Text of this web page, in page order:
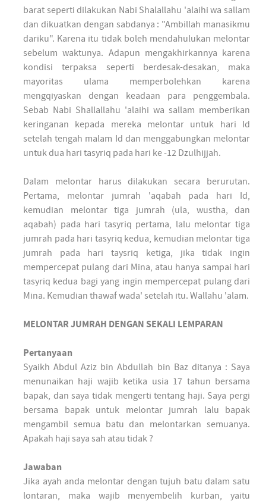
barat seperti dilakukan Nabi Shalallahu 'alaihi wa sallam
dan dikuatkan dengan sabdanya : "Ambillah manasikmu
dariku". Karena itu tidak boleh mendahulukan melontar
sebelum waktunya. Adapun mengakhirkannya karena
kondisi terpaksa seperti berdesak-desakan, maka
mayoritas ulama memperbolehkan karena
mengqiyaskan dengan keadaan para penggembala.
Sebab Nabi Shallallahu 'alaihi wa sallam memberikan
keringanan kepada mereka melontar untuk hari Id
setelah tengah malam Id dan menggabungkan melontar
untuk dua hari tasyriq pada hari ke -12 Dzulhijjah.
Dalam melontar harus dilakukan secara berurutan.
Pertama, melontar jumrah 'aqabah pada hari Id,
kemudian melontar tiga jumrah (ula, wustha, dan
aqabah) pada hari tasyriq pertama, lalu melontar tiga
jumrah pada hari tasyriq kedua, kemudian melontar tiga
jumrah pada hari taysriq ketiga, jika tidak ingin
mempercepat pulang dari Mina, atau hanya sampai hari
tasyriq kedua bagi yang ingin mempercepat pulang dari
Mina. Kemudian thawaf wada' setelah itu. Wallahu 'alam.
MELONTAR JUMRAH DENGAN SEKALI LEMPARAN
Pertanyaan
Syaikh Abdul Aziz bin Abdullah bin Baz ditanya : Saya
menunaikan haji wajib ketika usia 17 tahun bersama
bapak, dan saya tidak mengerti tentang haji. Saya pergi
bersama bapak untuk melontar jumrah lalu bapak
mengambil semua batu dan melontarkan semuanya.
Apakah haji saya sah atau tidak ?
Jawaban
Jika ayah anda melontar dengan tujuh batu dalam satu
lontaran, maka wajib menyembelih kurban, yaitu